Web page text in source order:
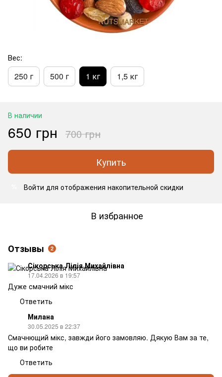
Вес:
250 г 500 г 1 кг 1,5 кг
В наличии
650 грн 700 грн
Купить
Войти для отображения накопительной скидки
В избранное
Отзывы 2
Сікорська Лілія Михайлівна
17.04.2026 в 19:57
Дуже смачний мікс
Ответить
Милана
30.05.2025 в 22:37
Смачнющий мікс, завжди його замовляю. Дякую Вам за те,
що ви робите
Ответить